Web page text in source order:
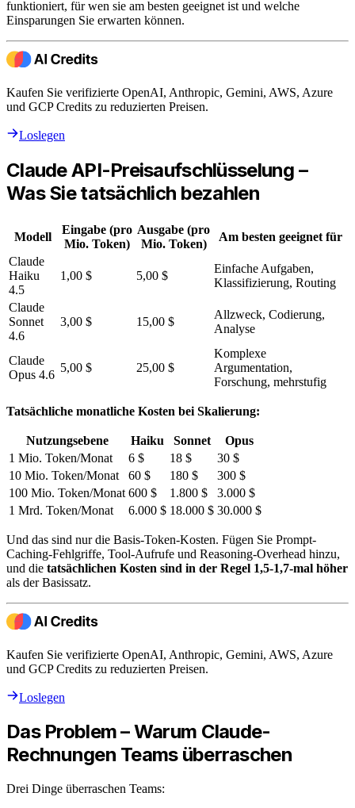
funktioniert, für wen sie am besten geeignet ist und welche
Einsparungen Sie erwarten können.
Kaufen Sie verifizierte OpenAI, Anthropic, Gemini, AWS, Azure
und GCP Credits zu reduzierten Preisen.
Loslegen
Claude API-Preisaufschlüsselung –
Was Sie tatsächlich bezahlen
Modell
Eingabe (pro
Mio. Token)
Ausgabe (pro
Mio. Token)
Am besten geeignet für
Claude
Haiku
4.5
1,00 $ 5,00 $
Einfache Aufgaben,
Klassifizierung, Routing
Claude
Sonnet
4.6
3,00 $ 15,00 $
Allzweck, Codierung,
Analyse
Claude
Opus 4.6
5,00 $ 25,00 $
Komplexe
Argumentation,
Forschung, mehrstufig
Tatsächliche monatliche Kosten bei Skalierung:
Nutzungsebene Haiku Sonnet
Opus
1 Mio. Token/Monat
6 $ 18 $
30 $
10 Mio. Token/Monat
60 $ 180 $
300 $
100 Mio. Token/Monat 600 $ 1.800 $
3.000 $
1 Mrd. Token/Monat
6.000 $ 18.000 $ 30.000 $
Und das sind nur die Basis-Token-Kosten. Fügen Sie Prompt-
Caching-Fehlgriffe, Tool-Aufrufe und Reasoning-Overhead hinzu,
und die tatsächlichen Kosten sind in der Regel 1,5-1,7-mal höher
als der Basissatz.
Kaufen Sie verifizierte OpenAI, Anthropic, Gemini, AWS, Azure
und GCP Credits zu reduzierten Preisen.
Loslegen
Das Problem – Warum Claude-
Rechnungen Teams überraschen
Drei Dinge überraschen Teams: